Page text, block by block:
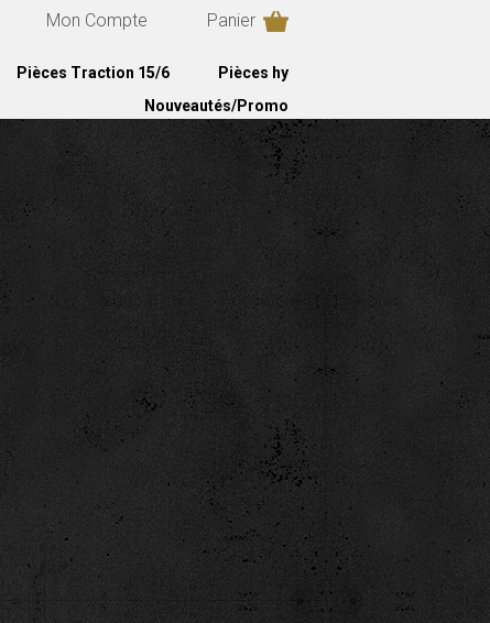
Mon Compte Panier
Pièces Traction 15/6
Pièces hy
Nouveautés/Promo